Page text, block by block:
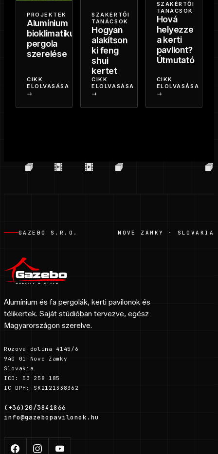
PROJEKTEK
Alumínium
bioklimatikus
pergola
szerelése
CIKK
ELOLVASÁSA
→
SZAKÉRTŐI
TANÁCSOK
Hogyan
alakítson
ki feng
shui
kertet
CIKK
ELOLVASÁSA
→
SZAKÉRTŐI
TANÁCSOK
Hová
helyezze
a kerti
pavilont?
Útmutató
CIKK
ELOLVASÁSA
→
GAZEBO S.R.O. NOVÉ ZÁMKY · SLOVAKIA
Alumínium és fa pergolák, kerti pavilonok és
télikertek. Saját stúdióban tervezve, egész
Magyarországon szerelve.
Ruzova dolina 4145/6
940 01 Nove Zamky
Slovakia
ICO: 53 258 185
IC DPH: SK2121338362
(+36)20/3841866
info@gazebopavilonok.hu